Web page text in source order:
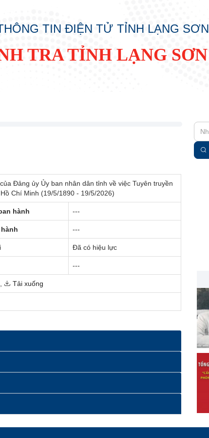
TIN ĐIỆN TỬ TỈNH LẠNG SƠN
TRA TỈNH LẠNG SƠN
Đảng ủy Ủy ban nhân dân tỉnh về việc Tuyên truyền
Chí Minh (19/5/1890 - 19/5/2026)
hành ---
---
Đã có hiệu lực
---
Tải xuống